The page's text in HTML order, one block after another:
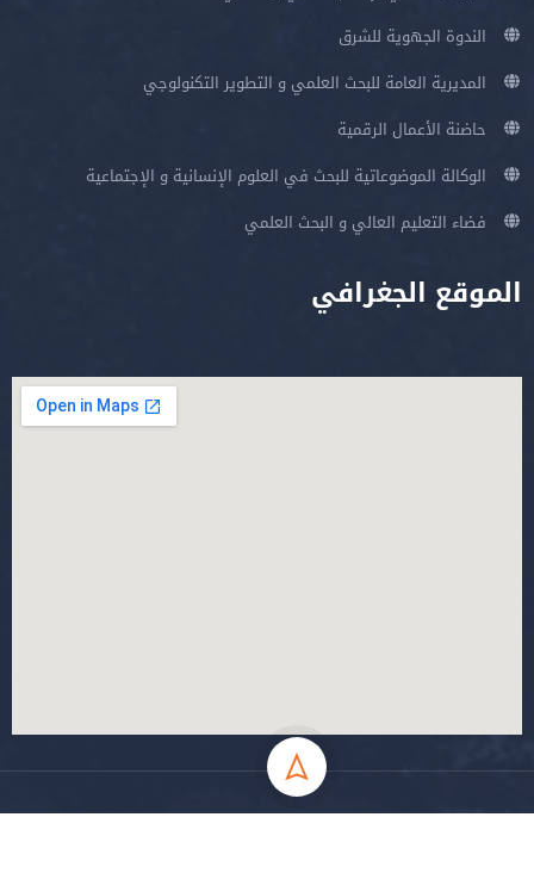
الندوة الجهوية للشرق
المديرية العامة للبحث العلمي و التطوير التكنولوجي
حاضنة الأعمال الرقمية
الوكالة الموضوعاتية للبحث في العلوم الإنسانية و الإجتماعية
فضاء التعليم العالي و البحث العلمي
الموقع الجغرافي
جميع الحقوق محفوظة جامعة المسيلة - 2024